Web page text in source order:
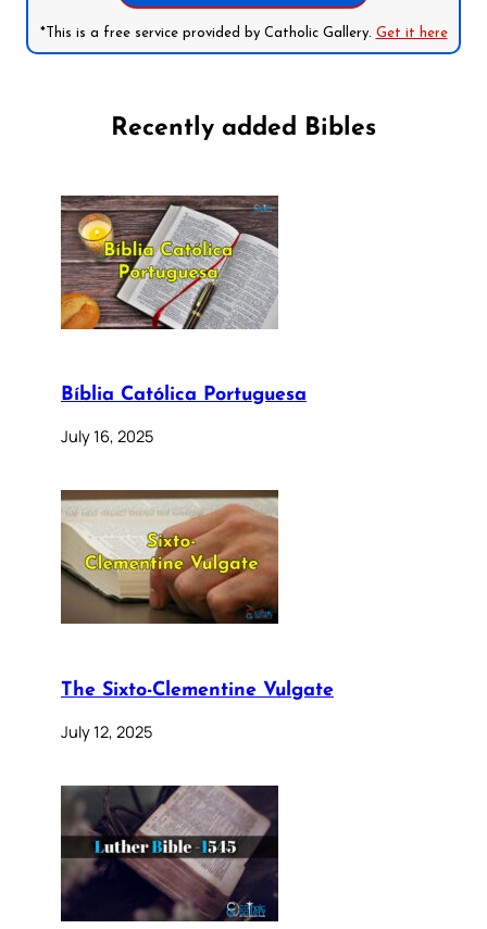
*This is a free service provided by Catholic Gallery. Get it here
Recently added Bibles
Bíblia Católica Portuguesa
July 16, 2025
The Sixto-Clementine Vulgate
July 12, 2025